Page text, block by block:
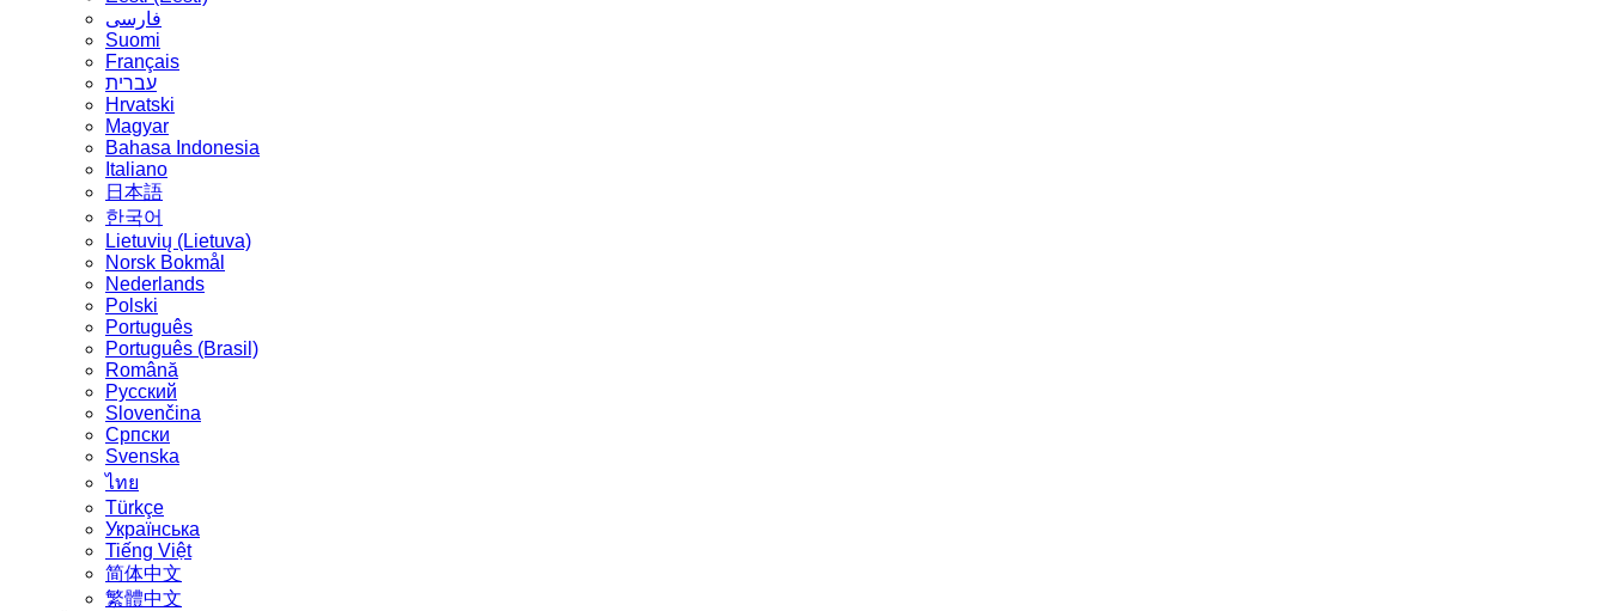
فارسی
Suomi
Français
עברית
Hrvatski
Magyar
Bahasa Indonesia
Italiano
日本語
한국어
Lietuvių (Lietuva)
‪Norsk Bokmål‬
Nederlands
Polski
Português
Português (Brasil)
Română
Русский
Slovenčina
Српски
Svenska
ไทย
Türkçe
Українська
Tiếng Việt
简体中文
繁體中文